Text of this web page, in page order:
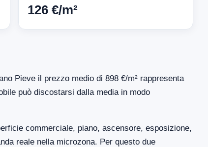
126 €/m²
Pieve il prezzo medio di 898 €/m² rappresenta
può discostarsi dalla media in modo
commerciale, piano, ascensore, esposizione,
reale nella microzona. Per questo due